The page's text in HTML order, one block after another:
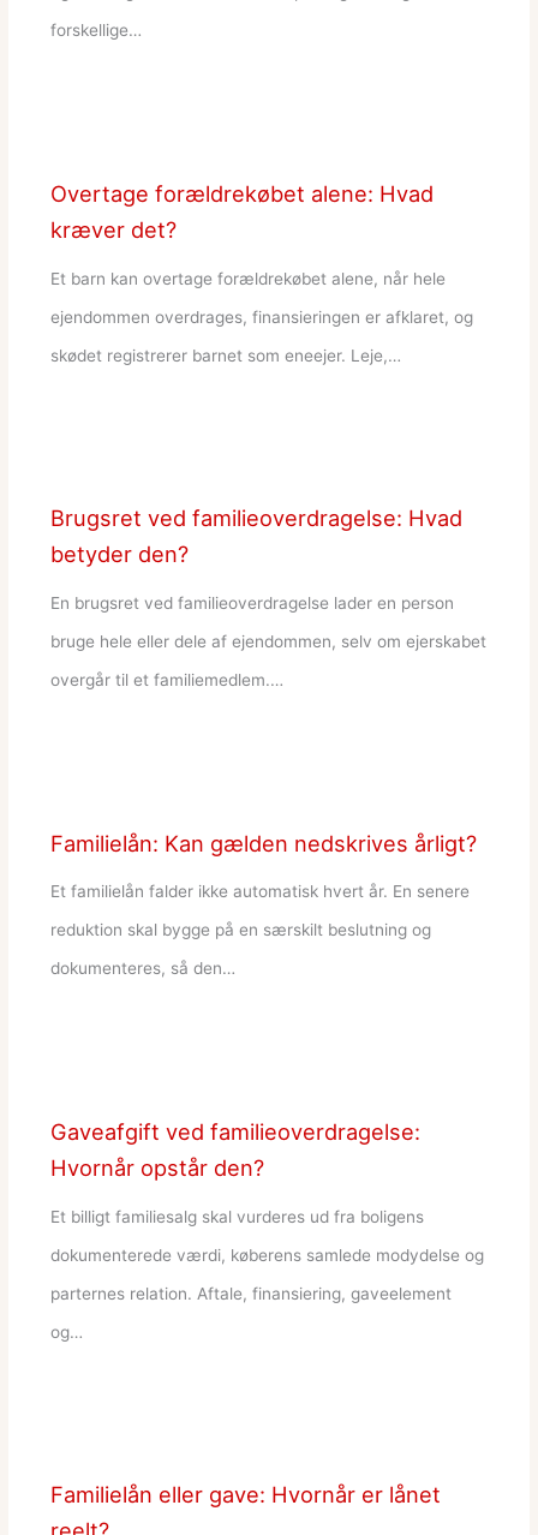
forskellige…
Overtage forældrekøbet alene: Hvad
kræver det?
Et barn kan overtage forældrekøbet alene, når hele
ejendommen overdrages, finansieringen er afklaret, og
skødet registrerer barnet som eneejer. Leje,…
Brugsret ved familieoverdragelse: Hvad
betyder den?
En brugsret ved familieoverdragelse lader en person
bruge hele eller dele af ejendommen, selv om ejerskabet
overgår til et familiemedlem.…
Familielån: Kan gælden nedskrives årligt?
Et familielån falder ikke automatisk hvert år. En senere
reduktion skal bygge på en særskilt beslutning og
dokumenteres, så den…
Gaveafgift ved familieoverdragelse:
Hvornår opstår den?
Et billigt familiesalg skal vurderes ud fra boligens
dokumenterede værdi, køberens samlede modydelse og
parternes relation. Aftale, finansiering, gaveelement
og…
Familielån eller gave: Hvornår er lånet